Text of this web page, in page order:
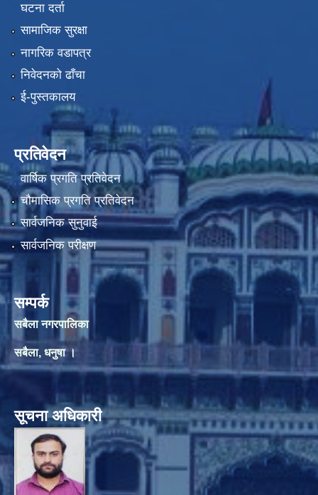
घटना दर्ता
सामाजिक सुरक्षा
नागरिक वडापत्र
निवेदनको ढाँचा
ई-पुस्तकालय
प्रतिवेदन
वार्षिक प्रगति प्रतिवेदन
चौमासिक प्रगति प्रतिवेदन
सार्वजनिक सुनुवाई
सार्वजनिक परीक्षण
सम्पर्क
सबैला नगरपालिका
सबैला, धनुषा ।
सूचना अधिकारी